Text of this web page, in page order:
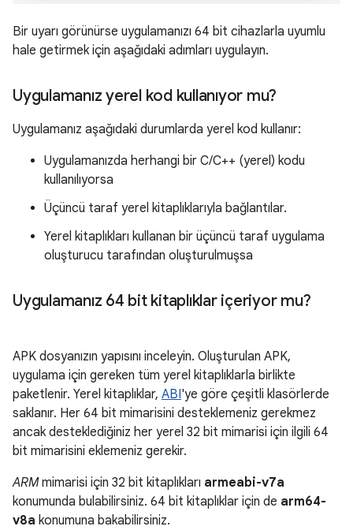
Bir uyarı görünürse uygulamanızı 64 bit cihazlarla uyumlu
hale getirmek için aşağıdaki adımları uygulayın.
Uygulamanız yerel kod kullanıyor mu?
Uygulamanız aşağıdaki durumlarda yerel kod kullanır:
Uygulamanızda herhangi bir C/C++ (yerel) kodu
kullanılıyorsa
Üçüncü taraf yerel kitaplıklarıyla bağlantılar.
Yerel kitaplıkları kullanan bir üçüncü taraf uygulama
oluşturucu tarafından oluşturulmuşsa
Uygulamanız 64 bit kitaplıklar içeriyor mu?
APK dosyanızın yapısını inceleyin. Oluşturulan APK,
uygulama için gereken tüm yerel kitaplıklarla birlikte
paketlenir. Yerel kitaplıklar, ABI'ye göre çeşitli klasörlerde
saklanır. Her 64 bit mimarisini desteklemeniz gerekmez
ancak desteklediğiniz her yerel 32 bit mimarisi için ilgili 64
bit mimarisini eklemeniz gerekir.
ARMmimarisi için 32 bit kitaplıkları armeabi-v7a
konumunda bulabilirsiniz. 64 bit kitaplıklar için de arm64-
v8a konumuna bakabilirsiniz.